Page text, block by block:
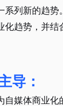
系列新的趋势
化趋势，并结
导：
自媒体商业化